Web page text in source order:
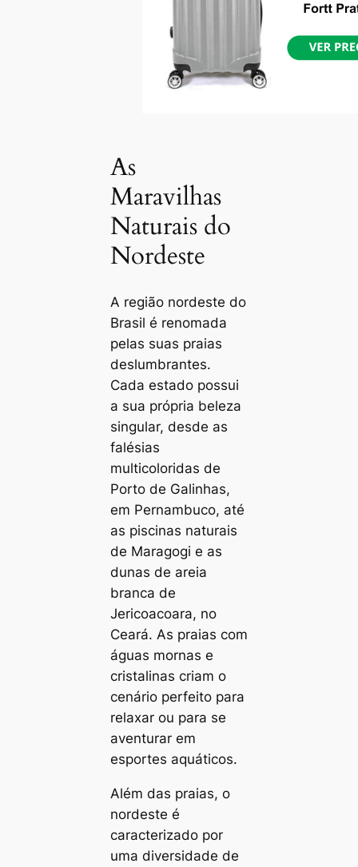
As
Maravilhas
Naturais do
Nordeste
A região nordeste do
Brasil é renomada
pelas suas praias
deslumbrantes.
Cada estado possui
a sua própria beleza
singular, desde as
falésias
multicoloridas de
Porto de Galinhas,
em Pernambuco, até
as piscinas naturais
de Maragogi e as
dunas de areia
branca de
Jericoacoara, no
Ceará. As praias com
águas mornas e
cristalinas criam o
cenário perfeito para
relaxar ou para se
aventurar em
esportes aquáticos.
Além das praias, o
nordeste é
caracterizado por
uma diversidade de